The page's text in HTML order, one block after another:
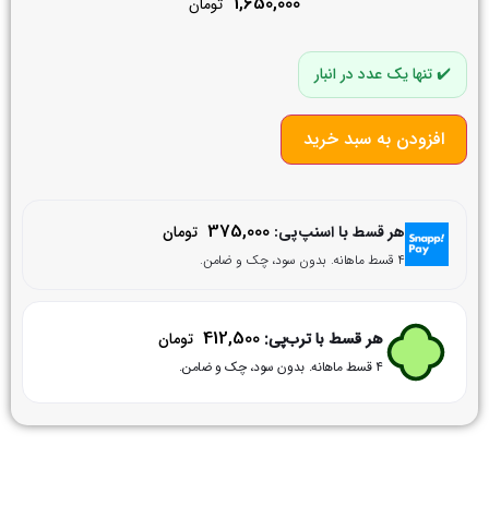
تنها یک عدد در انبار
افزودن به سبد خرید
هر قسط با اسنپ‌پی: 375,000 تومان
۴ قسط ماهانه. بدون سود، چک و ضامن.
هر قسط با ترب‌پی: 412,500 تومان
۴ قسط ماهانه. بدون سود، چک و ضامن.